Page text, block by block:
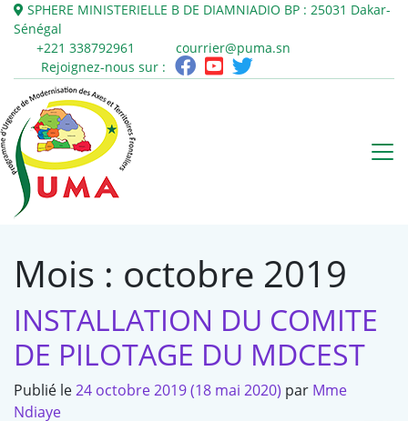
SPHERE MINISTERIELLE B DE DIAMNIADIO BP : 25031 Dakar-
Sénégal
+221 338792961
courrier@puma.sn
Rejoignez-nous sur :
Mois : octobre 2019
INSTALLATION DU COMITE
DE PILOTAGE DU MDCEST
Publié le24 octobre 2019(18 mai 2020) par Mme
Ndiaye